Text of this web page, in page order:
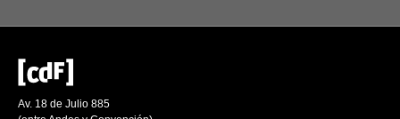
Av. 18 de Julio 885